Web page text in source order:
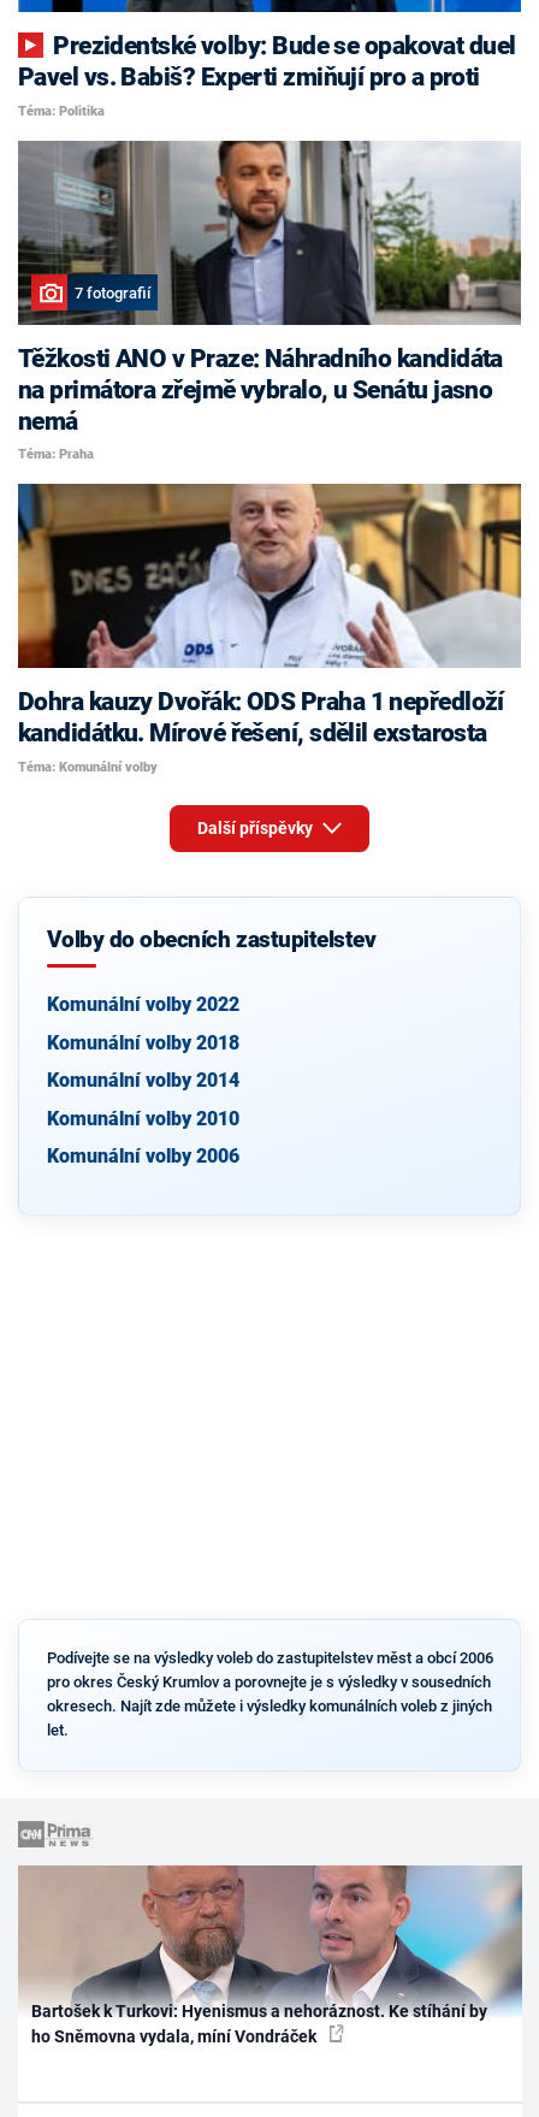
Pavel vs. Babiš? Experti zmiňují pro a proti
Téma: Politika
7 fotografií
Těžkosti ANO v Praze: Náhradního kandidáta
na primátora zřejmě vybralo, u Senátu jasno
nemá
Téma: Praha
Dohra kauzy Dvořák: ODS Praha 1 nepředloží
kandidátku. Mírové řešení, sdělil exstarosta
Téma: Komunální volby
Další příspěvky
Volby do obecních zastupitelstev
Komunální volby 2022
Komunální volby 2018
Komunální volby 2014
Komunální volby 2010
Komunální volby 2006
Podívejte se na výsledky voleb do zastupitelstev měst a obcí 2006
pro okres Český Krumlov a porovnejte je s výsledky v sousedních
okresech. Najít zde můžete i výsledky komunálních voleb z jiných
let.
Bartošek k Turkovi: Hyenismus a nehoráznost. Ke stíhání by
ho Sněmovna vydala, míní Vondráček